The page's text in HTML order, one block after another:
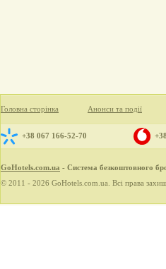
Головна сторінка Анонси та події
+38 067 166-52-70
GoHotels.com.ua - Система безкоштовного
© 2011 - 2026 GoHotels.com.ua. Всі права